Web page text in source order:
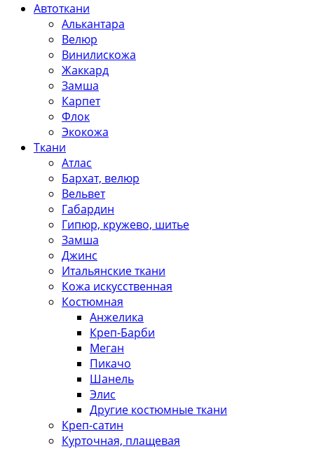
Автоткани
Алькантара
Велюр
Винилискожа
Жаккард
Замша
Карпет
Флок
Экокожа
Ткани
Атлас
Бархат, велюр
Вельвет
Габардин
Гипюр, кружево, шитье
Замша
Джинс
Итальянские ткани
Кожа искусственная
Костюмная
Анжелика
Креп-Барби
Меган
Пикачо
Шанель
Элис
Другие костюмные ткани
Креп-сатин
Курточная, плащевая